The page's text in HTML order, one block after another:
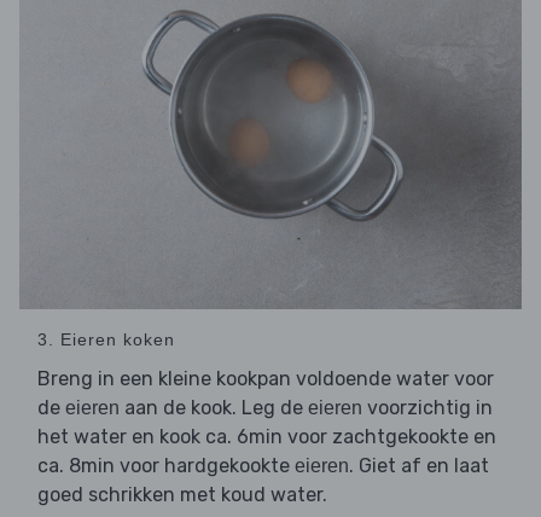
3. Eieren koken
Breng in een kleine kookpan voldoende water voor
de eieren aan de kook. Leg de eieren voorzichtig in
het water en kook ca. 6min voor zachtgekookte en
ca. 8min voor hardgekookte eieren. Giet af en laat
goed schrikken met koud water.